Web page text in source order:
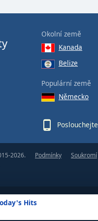
Hits
Okolní země
Kanada
Belize
Populární země
Německo
Poslouchejte
2026.
Podmínky Soukromí